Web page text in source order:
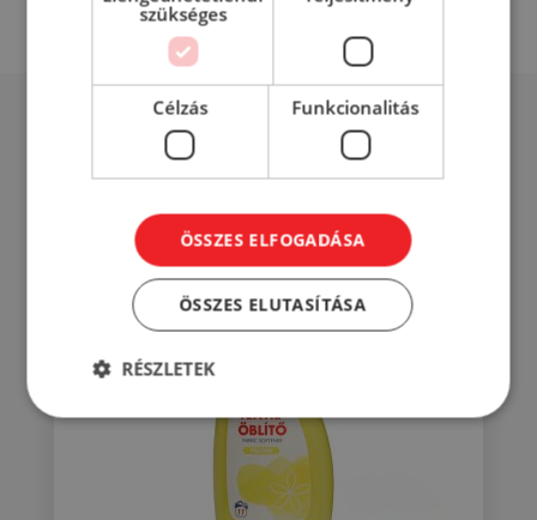
Mások éppen ezt nézik...
szükséges
Célzás Funkcionalitás
ÖSSZES ELFOGADÁSA
ÖSSZES ELUTASÍTÁSA
RÉSZLETEK